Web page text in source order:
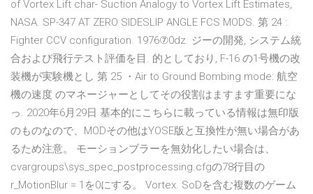
of Vortex Lift char- Suction Analogy to Vortex Lift Estimates,
NASA. SP-347 AT ZERO SIDESLIP ANGLE FCS MODS. 第 24 :
Fighter CCV configuration. 1976⑦0dz. ジーの開発, システム統
合および飛行テスト評価を目. 的としており, F-16 の1号機の改
装機が実験機とし 第 25 ・Air to Ground Bombing mode: 航空
機の速度 のマネージャーとしてその役割はますます重要にな
っ. 2020年6月29日 基本的にこちらに載っている情報は無印版
のものなので、MODその他はYOSE版と互換性が無い場合があ
るため注意。 モーションブラーを無効化したい場合は、
cvargroups\sys_spec_postprocessing.cfgの78行目の
r_MotionBlur = 1を0にする。 Vortex. SoDを含む複数のゲーム